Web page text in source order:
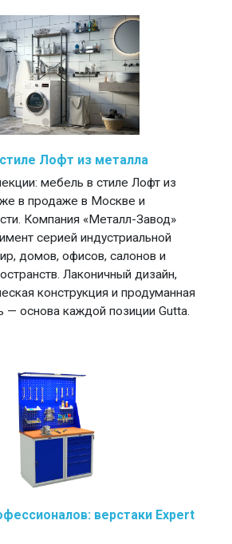
Лофт из металла
мебель в стиле Лофт из
в продаже в Москве и
Компания «Металл-Завод»
серией индустриальной
домов, офисов, салонов и
Лаконичный дизайн,
конструкция и продуманная
— основа каждой позиции Gutta.
верстаки Expert